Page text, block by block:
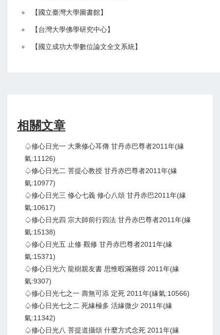
【 國立臺灣大學圖書館】
【台灣大學佛學研究中心】
【 國立成功大學數位論文全文系統】
相關文章
♤修心日光一 大乘修心耳傳 甘丹赤巴尊者2011年(緣
氣:11126)
♤修心日光二 菩提心教授 甘丹赤巴尊者2011年(緣
氣:10977)
♤修心日光三 修心七義 修心八頌 甘丹赤巴2011年(緣
氣:10617)
♤修心日光四 宗大師前行四法 甘丹赤巴尊者2011年(緣
氣:15138)
♤修心日光五 止修 觀修 甘丹赤巴尊者2011年(緣
氣:15371)
♤修心日光六 龍樹親友書 思惟暇滿難得 2011年(緣
氣:9307)
♤修心日光七之一 壽無可添 定死 2011年(緣氣:10566)
♤修心日光七之二 死緣極多 活緣微少 2011年(緣
氣:11342)
♤修心日光八 菩提道攝頌 什麼方式念死 2011年(緣